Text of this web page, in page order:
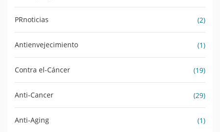
PRnoticias (2)
Antienvejecimiento (1)
Contra el-Cáncer (19)
Anti-Cancer (29)
Anti-Aging (1)